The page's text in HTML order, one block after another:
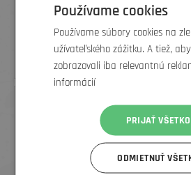
PIRELLI PLÁŠŤ P ZERO™ ROAD TLR 28-
ČIERNY
66 €
Používame cookies
Používame súbory cookies na
užívateľského zážitku. A tiež,
zobrazovali iba relevantnú
informácií
PRIJAŤ VŠETKO
ODMIETNUŤ